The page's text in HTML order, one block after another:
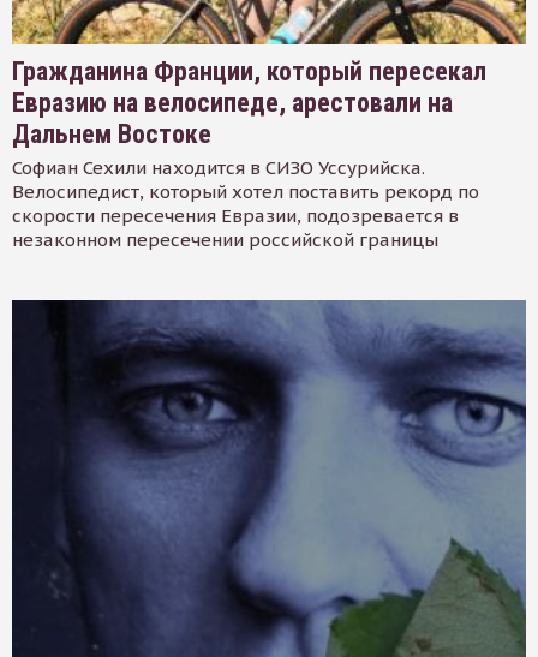
Гражданина Франции, который пересекал
Евразию на велосипеде, арестовали на
Дальнем Востоке
Софиан Сехили находится в СИЗО Уссурийска.
Велосипедист, который хотел поставить рекорд по
скорости пересечения Евразии, подозревается в
незаконном пересечении российской границы